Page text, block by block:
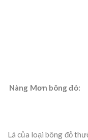
Nàng Mơn bông đỏ:
Lá của loại bông đỏ